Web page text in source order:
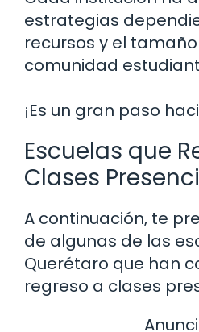
estrategias
recursos y el
comunidad
¡Es un gran paso
Escuelas que
Clases
A continuación, te
de algunas de las
Querétaro que han
regreso a clases